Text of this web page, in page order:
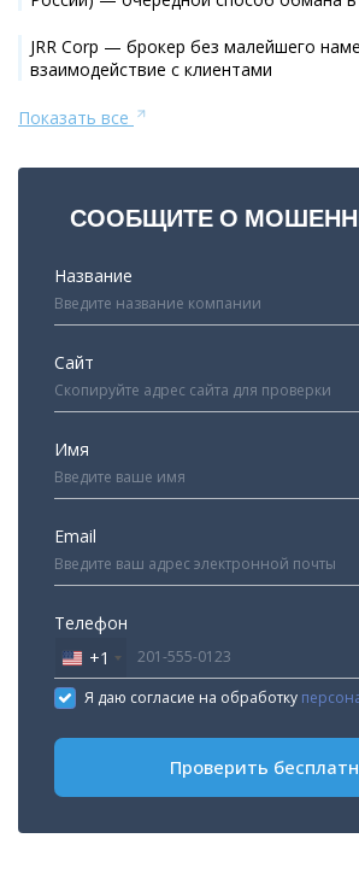
JRR Corp — брокер без малейшего
взаимодействие с клиентами
Показать все
СООБЩИТЕ О
Название
Сайт
Имя
Email
Телефон
United
States
+1
+1
Я даю согласие на обработку
Проверить